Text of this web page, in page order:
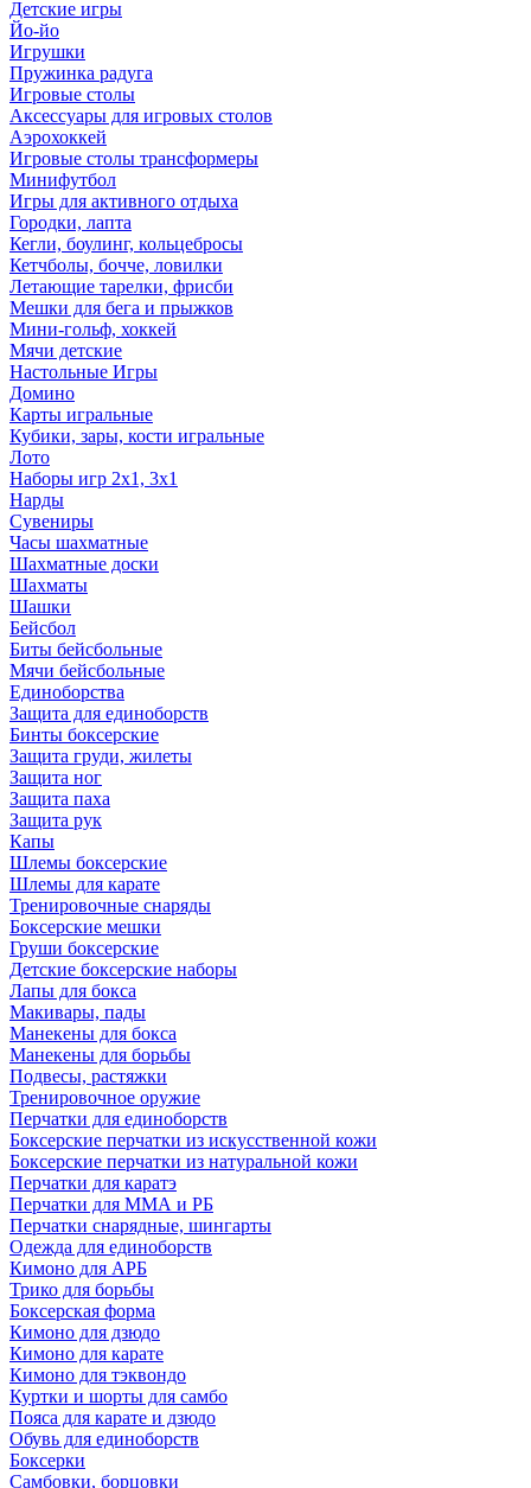
Детские игры
Йо-йо
Игрушки
Пружинка радуга
Игровые столы
Аксессуары для игровых столов
Аэрохоккей
Игровые столы трансформеры
Минифутбол
Игры для активного отдыха
Городки, лапта
Кегли, боулинг, кольцебросы
Кетчболы, бочче, ловилки
Летающие тарелки, фрисби
Мешки для бега и прыжков
Мини-гольф, хоккей
Мячи детские
Настольные Игры
Домино
Карты игральные
Кубики, зары, кости игральные
Лото
Наборы игр 2х1, 3х1
Нарды
Сувениры
Часы шахматные
Шахматные доски
Шахматы
Шашки
Бейсбол
Биты бейсбольные
Мячи бейсбольные
Единоборства
Защита для единоборств
Бинты боксерские
Защита груди, жилеты
Защита ног
Защита паха
Защита рук
Капы
Шлемы боксерские
Шлемы для карате
Тренировочные снаряды
Боксерские мешки
Груши боксерские
Детские боксерские наборы
Лапы для бокса
Макивары, пады
Манекены для бокса
Манекены для борьбы
Подвесы, растяжки
Тренировочное оружие
Перчатки для единоборств
Боксерские перчатки из искусственной кожи
Боксерские перчатки из натуральной кожи
Перчатки для каратэ
Перчатки для ММА и РБ
Перчатки снарядные, шингарты
Одежда для единоборств
Кимоно для АРБ
Трико для борьбы
Боксерская форма
Кимоно для дзюдо
Кимоно для карате
Кимоно для тэквондо
Куртки и шорты для самбо
Пояса для карате и дзюдо
Обувь для единоборств
Боксерки
Самбовки, борцовки